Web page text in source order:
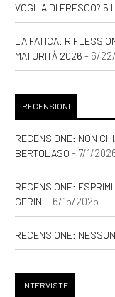
VOGLIA DI FRESCO? 5
LA FATICA:
MATURITÀ 2026 - 6/
RECENSIONI
RECENSIONE: NON
BERTOLASO - 7/1/
RECENSIONE:
GERINI - 6/15/2025
RECENSIONE:
INTERVISTE